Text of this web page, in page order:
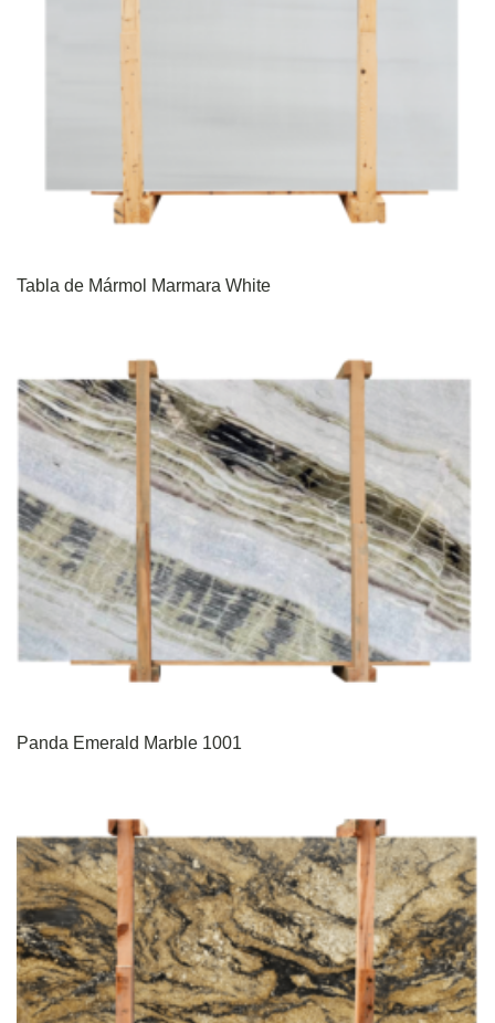
Tabla de Mármol Marmara White
Panda Emerald Marble 1001